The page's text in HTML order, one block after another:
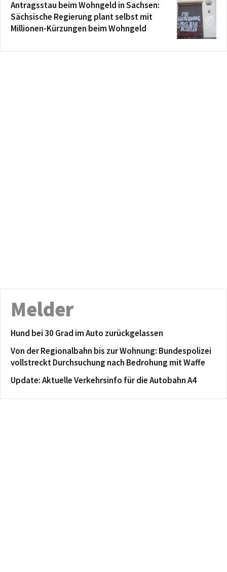
Antragsstau beim Wohngeld in Sachsen:
Sächsische Regierung plant selbst mit
Millionen-Kürzungen beim Wohngeld
Melder
Hund bei 30 Grad im Auto zurückgelassen
Von der Regionalbahn bis zur Wohnung: Bundespolizei
vollstreckt Durchsuchung nach Bedrohung mit Waffe
Update: Aktuelle Verkehrsinfo für die Autobahn A4